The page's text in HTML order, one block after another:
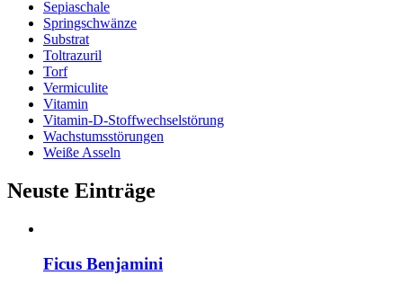
Sepiaschale
Springschwänze
Substrat
Toltrazuril
Torf
Vermiculite
Vitamin
Vitamin-D-Stoffwechselstörung
Wachstumsstörungen
Weiße Asseln
Neuste Einträge
Ficus Benjamini